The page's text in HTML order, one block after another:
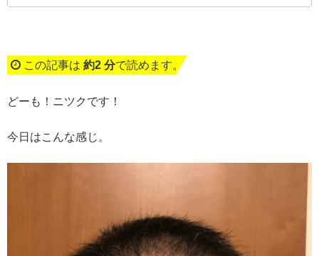
この記事は 約2 分で読めます。
どーも！ニツクです！
今日はこんな感じ。